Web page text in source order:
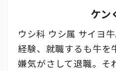
ケン
ウシ科 ウシ属 サイヨ
経験、就職するも牛を
嫌気がさして退職。そ